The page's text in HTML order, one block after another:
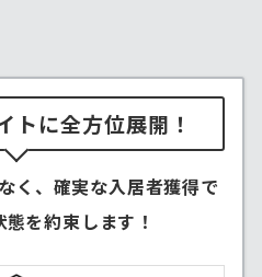
トに全方位展開！
く、確実な入居者獲得で
態を約束します！